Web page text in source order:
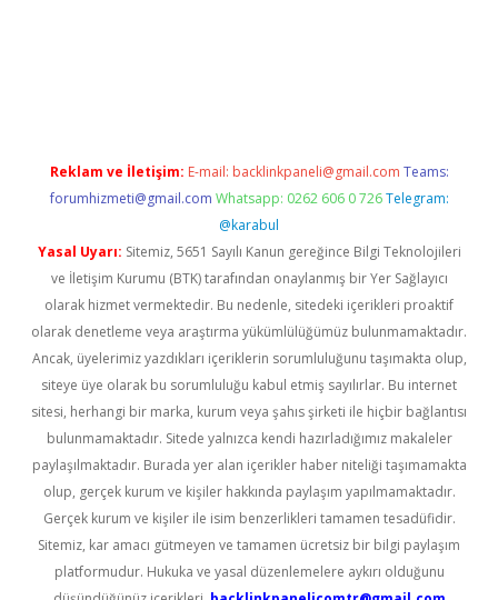
Reklam ve İletişim: E-mail: backlinkpaneli@gmail.com Teams:
forumhizmeti@gmail.com Whatsapp: 0262 606 0 726 Telegram:
@karabul
Yasal Uyarı: Sitemiz, 5651 Sayılı Kanun gereğince Bilgi Teknolojileri
ve İletişim Kurumu (BTK) tarafından onaylanmış bir Yer Sağlayıcı
olarak hizmet vermektedir. Bu nedenle, sitedeki içerikleri proaktif
olarak denetleme veya araştırma yükümlülüğümüz bulunmamaktadır.
Ancak, üyelerimiz yazdıkları içeriklerin sorumluluğunu taşımakta olup,
siteye üye olarak bu sorumluluğu kabul etmiş sayılırlar. Bu internet
sitesi, herhangi bir marka, kurum veya şahıs şirketi ile hiçbir bağlantısı
bulunmamaktadır. Sitede yalnızca kendi hazırladığımız makaleler
paylaşılmaktadır. Burada yer alan içerikler haber niteliği taşımamakta
olup, gerçek kurum ve kişiler hakkında paylaşım yapılmamaktadır.
Gerçek kurum ve kişiler ile isim benzerlikleri tamamen tesadüfidir.
Sitemiz, kar amacı gütmeyen ve tamamen ücretsiz bir bilgi paylaşım
platformudur. Hukuka ve yasal düzenlemelere aykırı olduğunu